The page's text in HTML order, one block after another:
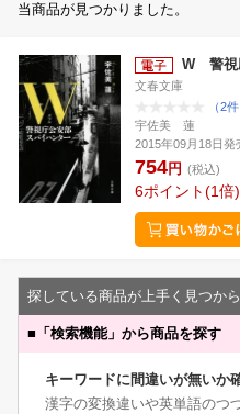
当商品が見つかりました。
W 警視
文春文庫
（2件
宇佐美 蓮
2015年09月18日発
754円 (税込)
6ポイント 1倍
探している商品が上手く見つか
■ 「検索機能」から商品を探す
キーワードに間違いが無いか
漢字の変換違いや英単語のつ